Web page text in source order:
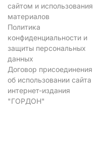
сайтом и использования
материалов
Политика
конфиденциальности и
защиты персональных
данных
Договор присоединения
об использовании сайта
интернет-издания
"ГОРДОН"